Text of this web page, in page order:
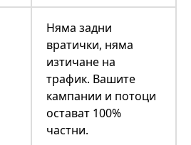
Няма задни
вратички, няма
изтичане на
трафик. Вашите
кампании и потоци
остават 100%
частни.